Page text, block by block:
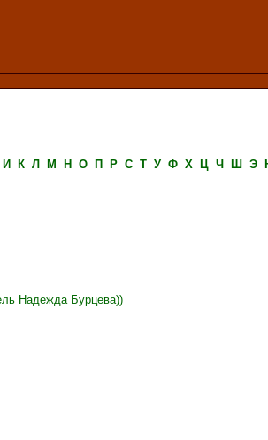
И К Л М Н О П Р С Т У Ф Х Ц Ч Ш Э
Надежда Бурцева))